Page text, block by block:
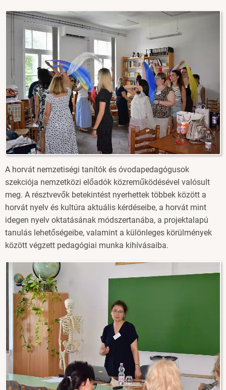
Image
A horvát nemzetiségi tanítók és óvodapedagógusok
szekciója nemzetközi előadók közreműködésével valósult
meg. A résztvevők betekintést nyerhettek többek között a
horvát nyelv és kultúra aktuális kérdéseibe, a horvát mint
idegen nyelv oktatásának módszertanába, a projektalapú
tanulás lehetőségeibe, valamint a különleges körülmények
között végzett pedagógiai munka kihívásaiba.
Image